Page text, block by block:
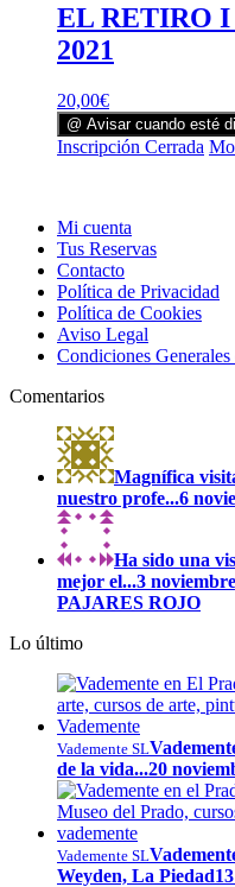
EL RETIRO I
2021
20,00€
@ Avisar cuando esté
Inscripción Cerrada
Mi cuenta
Tus Reservas
Contacto
Política de Privacidad
Política de Cookies
Aviso Legal
Condiciones
Comentarios
Magnífica
nuestro profe...6
Ha sido una
mejor el...3
PAJARES ROJO
Lo último
Vademente SL
de la vida...20
Vademente SL
Weyden, La Piedad